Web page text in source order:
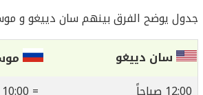
جدول يوضح الفرق بينهم سان دييغو و
سان دييغو